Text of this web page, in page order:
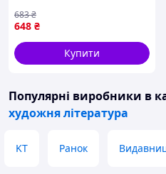
648 ₴
683₴
Купити
Популярні виробники в
художня література
KT Ранок